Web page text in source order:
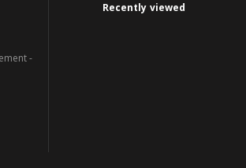
-
Recently viewed